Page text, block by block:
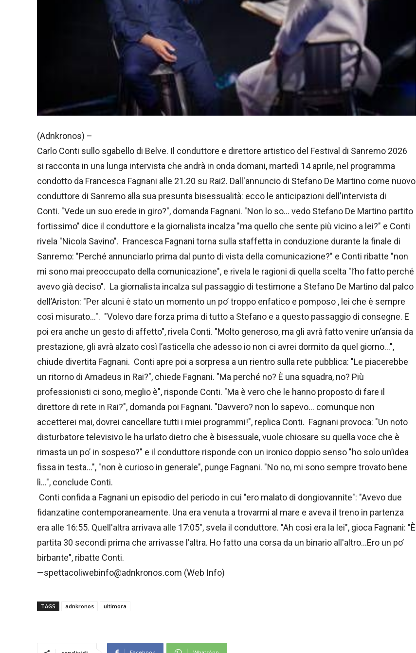
(Adnkronos) –
Carlo Conti sullo sgabello di Belve. Il conduttore e direttore artistico del Festival di Sanremo 2026
si racconta in una lunga intervista che andrà in onda domani, martedì 14 aprile, nel programma
condotto da Francesca Fagnani alle 21.20 su Rai2. Dall'annuncio di Stefano De Martino come nuovo
conduttore di Sanremo alla sua presunta bisessualità: ecco le anticipazioni dell'intervista di
Conti. "Vede un suo erede in giro?", domanda Fagnani. "Non lo so… vedo Stefano De Martino partito
fortissimo" dice il conduttore e la giornalista incalza "ma quello che sente più vicino a lei?" e Conti
rivela "Nicola Savino". Francesca Fagnani torna sulla staffetta in conduzione durante la finale di
Sanremo: "Perché annunciarlo prima dal punto di vista della comunicazione?" e Conti ribatte "non
mi sono mai preoccupato della comunicazione", e rivela le ragioni di quella scelta "l’ho fatto perché
avevo già deciso". La giornalista incalza sul passaggio di testimone a Stefano De Martino dal palco
dell’Ariston: "Per alcuni è stato un momento un po’ troppo enfatico e pomposo , lei che è sempre
così misurato…". "Volevo dare forza prima di tutto a Stefano e a questo passaggio di consegne. E
poi era anche un gesto di affetto", rivela Conti. "Molto generoso, ma gli avrà fatto venire un’ansia da
prestazione, gli avrà alzato così l’asticella che adesso io non ci avrei dormito da quel giorno…",
chiude divertita Fagnani. Conti apre poi a sorpresa a un rientro sulla rete pubblica: "Le piacerebbe
un ritorno di Amadeus in Rai?", chiede Fagnani. "Ma perché no? È una squadra, no? Più
professionisti ci sono, meglio è", risponde Conti. "Ma è vero che le hanno proposto di fare il
direttore di rete in Rai?", domanda poi Fagnani. "Davvero? non lo sapevo… comunque non
accetterei mai, dovrei cancellare tutti i miei programmi!", replica Conti. Fagnani provoca: "Un noto
disturbatore televisivo le ha urlato dietro che è bisessuale, vuole chiosare su quella voce che è
rimasta un po’ in sospeso?" e il conduttore risponde con un ironico doppio senso "ho solo un’idea
fissa in testa…", "non è curioso in generale", punge Fagnani. "No no, mi sono sempre trovato bene
lì…", conclude Conti.
Conti confida a Fagnani un episodio del periodo in cui "ero malato di dongiovannite": "Avevo due
fidanzatine contemporaneamente. Una era venuta a trovarmi al mare e aveva il treno in partenza
era alle 16:55. Quell'altra arrivava alle 17:05", svela il conduttore. "Ah così era la lei", gioca Fagnani: "È
partita 30 secondi prima che arrivasse l’altra. Ho fatto una corsa da un binario all'altro…Ero un po’
birbante", ribatte Conti.
—spettacoliwebinfo@adnkronos.com (Web Info)
TAGS adnkronos ultimora